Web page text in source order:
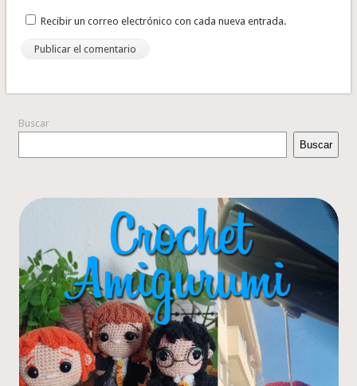
Recibir un correo electrónico con cada nueva entrada.
Buscar
Buscar